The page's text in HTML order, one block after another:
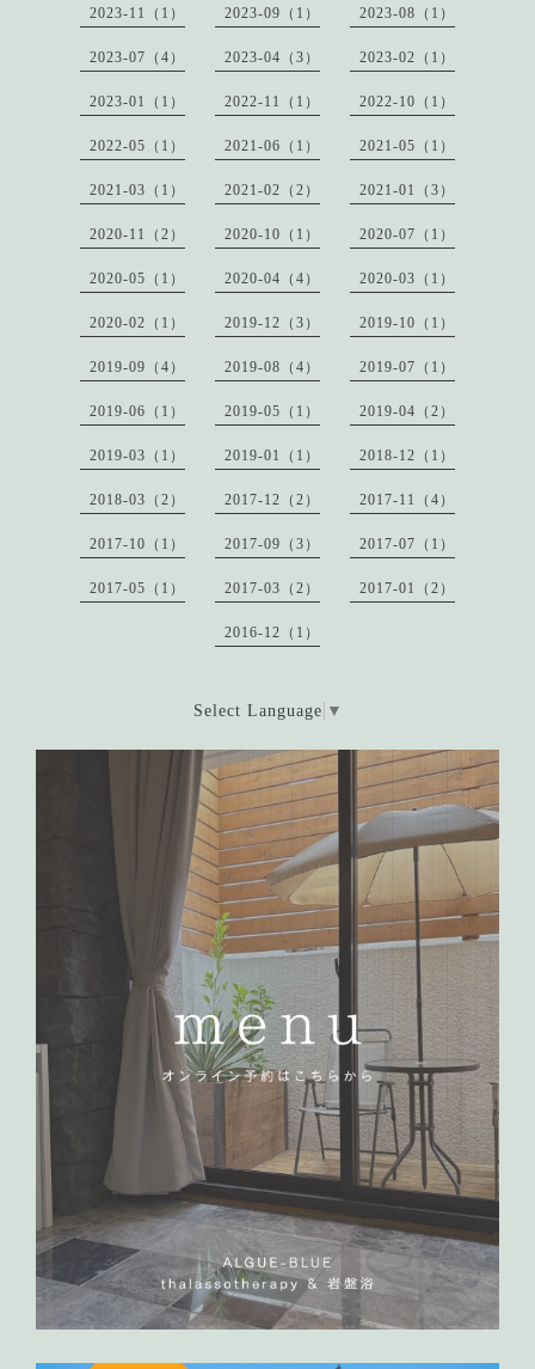
2023-11（1） 2023-09（1） 2023-08（1）
2023-07（4） 2023-04（3） 2023-02（1）
2023-01（1） 2022-11（1） 2022-10（1）
2022-05（1） 2021-06（1） 2021-05（1）
2021-03（1） 2021-02（2） 2021-01（3）
2020-11（2） 2020-10（1） 2020-07（1）
2020-05（1） 2020-04（4） 2020-03（1）
2020-02（1） 2019-12（3） 2019-10（1）
2019-09（4） 2019-08（4） 2019-07（1）
2019-06（1） 2019-05（1） 2019-04（2）
2019-03（1） 2019-01（1） 2018-12（1）
2018-03（2） 2017-12（2） 2017-11（4）
2017-10（1） 2017-09（3） 2017-07（1）
2017-05（1） 2017-03（2） 2017-01（2）
2016-12（1）
Select Language ▼